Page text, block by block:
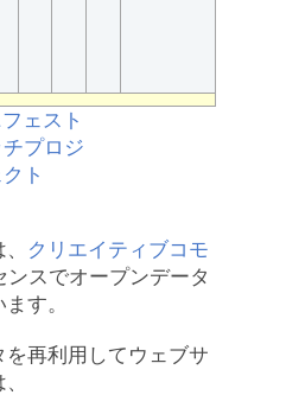
クリエイティブコモ
ンスでオープンデータ
す。
再利用してウェブサ